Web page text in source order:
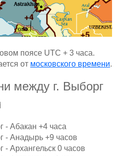
поясе UTC + 3 часа.
от московского времени.
между г. Выборг
- Абакан +4 часа
- Анадырь +9 часов
Архангельск 0 часов